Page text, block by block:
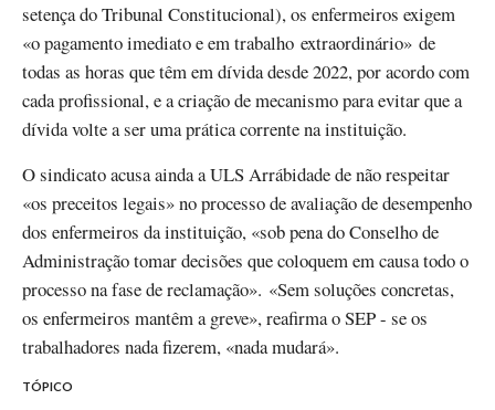
setença do Tribunal Constitucional), os enfermeiros exigem
«o pagamento imediato e em trabalho extraordinário» de
todas as horas que têm em dívida desde 2022, por acordo com
cada profissional, e a criação de mecanismo para evitar que a
dívida volte a ser uma prática corrente na instituição.
O sindicato acusa ainda a ULS Arrábidade de não respeitar
«os preceitos legais» no processo de avaliação de desempenho
dos enfermeiros da instituição, «sob pena do Conselho de
Administração tomar decisões que coloquem em causa todo o
processo na fase de reclamação». «Sem soluções concretas,
os enfermeiros mantêm a greve», reafirma o SEP - se os
trabalhadores nada fizerem, «nada mudará».
TÓPICO